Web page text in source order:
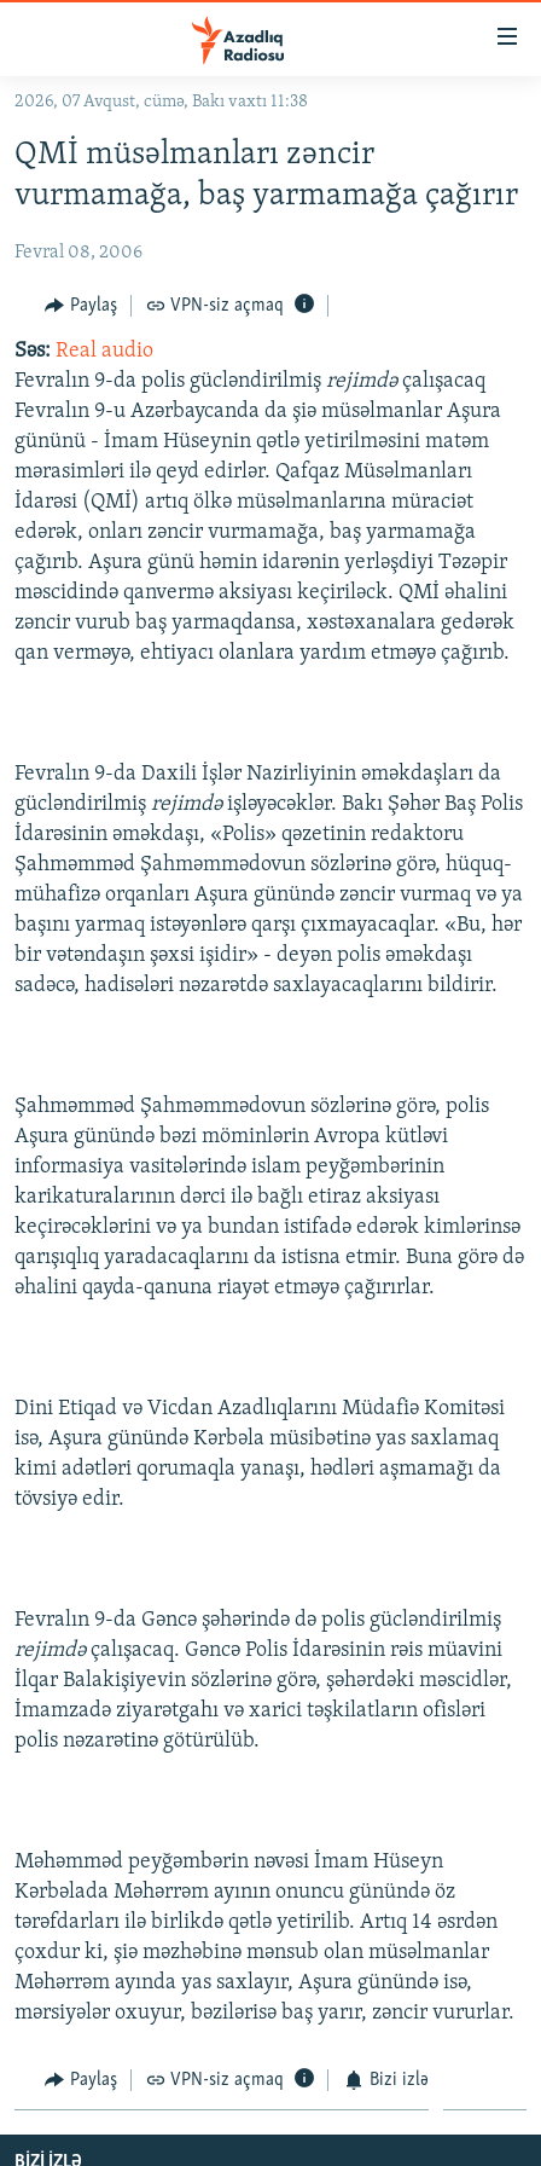
Əsas
qayıt
Əsas
qayıt
#İZAHLA
KORRUPSIOMETR
#ƏSLINDƏ
FƏRQƏ BAX
QANUNI DOĞRU
ARAŞDIRMA
MULTIMEDIA
VIDEO
FOTOQALEREYA
İNFOQRAFIKA
KARIKATURA
RADIO ARXIV
OXU ZALI
AZƏRBAYCAN ƏDƏBIYYATI KITABXANASI
İSLAM VƏ DEMOKRATIYA
İZ - MƏDƏNIYYƏT PROQRAMI
HAQQIMIZDA
MISSIYAMIZ
PEŞƏ ETIKASI VƏ JURNALISTIKA STANDARTLARIMIZ
MATERIALLARIMIZDAN ISTIFADƏ
XƏBƏR BÜLLETENLƏRIMIZ
BIZI IZLƏ
2026, 07 Avqust, cümə, Bakı vaxtı 11:38
QMİ müsəlmanları zəncir
vurmamağa, baş yarmamağa çağırır
Fevral 08, 2006
Paylaş VPN-siz açmaq
Səs: Real audio
Fevralın 9-da polis gücləndirilmiş rejimdəçalışacaq
Fevralın 9-u Azərbaycanda da şiə müsəlmanlar Aşura
gününü - İmam Hüseynin qətlə yetirilməsini matəm
mərasimləri ilə qeyd edirlər. Qafqaz Müsəlmanları
İdarəsi (QMİ) artıq ölkə müsəlmanlarına müraciət
edərək, onları zəncir vurmamağa, baş yarmamağa
çağırıb. Aşura günü həmin idarənin yerləşdiyi Təzəpir
məscidində qanvermə aksiyası keçiriləck. QMİ əhalini
zəncir vurub baş yarmaqdansa, xəstəxanalara gedərək
qan verməyə, ehtiyacı olanlara yardım etməyə çağırıb.
Fevralın 9-da Daxili İşlər Nazirliyinin əməkdaşları da
gücləndirilmiş rejimdəişləyəcəklər. Bakı Şəhər Baş Polis
İdarəsinin əməkdaşı, «Polis» qəzetinin redaktoru
Şahməmməd Şahməmmədovun sözlərinə görə, hüquq-
mühafizə orqanları Aşura günündə zəncir vurmaq və ya
başını yarmaq istəyənlərə qarşı çıxmayacaqlar. «Bu, hər
bir vətəndaşın şəxsi işidir» - deyən polis əməkdaşı
sadəcə, hadisələri nəzarətdə saxlayacaqlarını bildirir.
Şahməmməd Şahməmmədovun sözlərinə görə, polis
Aşura günündə bəzi möminlərin Avropa kütləvi
informasiya vasitələrində islam peyğəmbərinin
karikaturalarının dərci ilə bağlı etiraz aksiyası
keçirəcəklərini və ya bundan istifadə edərək kimlərinsə
qarışıqlıq yaradacaqlarını da istisna etmir. Buna görə də
əhalini qayda-qanuna riayət etməyə çağırırlar.
Dini Etiqad və Vicdan Azadlıqlarını Müdafiə Komitəsi
isə, Aşura günündə Kərbəla müsibətinə yas saxlamaq
kimi adətləri qorumaqla yanaşı, hədləri aşmamağı da
tövsiyə edir.
Fevralın 9-da Gəncə şəhərində də polis gücləndirilmiş
rejimdəçalışacaq. Gəncə Polis İdarəsinin rəis müavini
İlqar Balakişiyevin sözlərinə görə, şəhərdəki məscidlər,
İmamzadə ziyarətgahı və xarici təşkilatların ofisləri
polis nəzarətinə götürülüb.
Məhəmməd peyğəmbərin nəvəsi İmam Hüseyn
Kərbəlada Məhərrəm ayının onuncu günündə öz
tərəfdarları ilə birlikdə qətlə yetirilib. Artıq 14 əsrdən
çoxdur ki, şiə məzhəbinə mənsub olan müsəlmanlar
Məhərrəm ayında yas saxlayır, Aşura günündə isə,
mərsiyələr oxuyur, bəzilərisə baş yarır, zəncir vururlar.
Paylaş VPN-siz açmaq Bizi izlə